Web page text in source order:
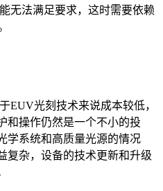
无法满足要求，这时需要依赖
EUV光刻技术来说成本较低，
和操作仍然是一个不小的投
学系统和高质量光源的情况
复杂，设备的技术更新和升级